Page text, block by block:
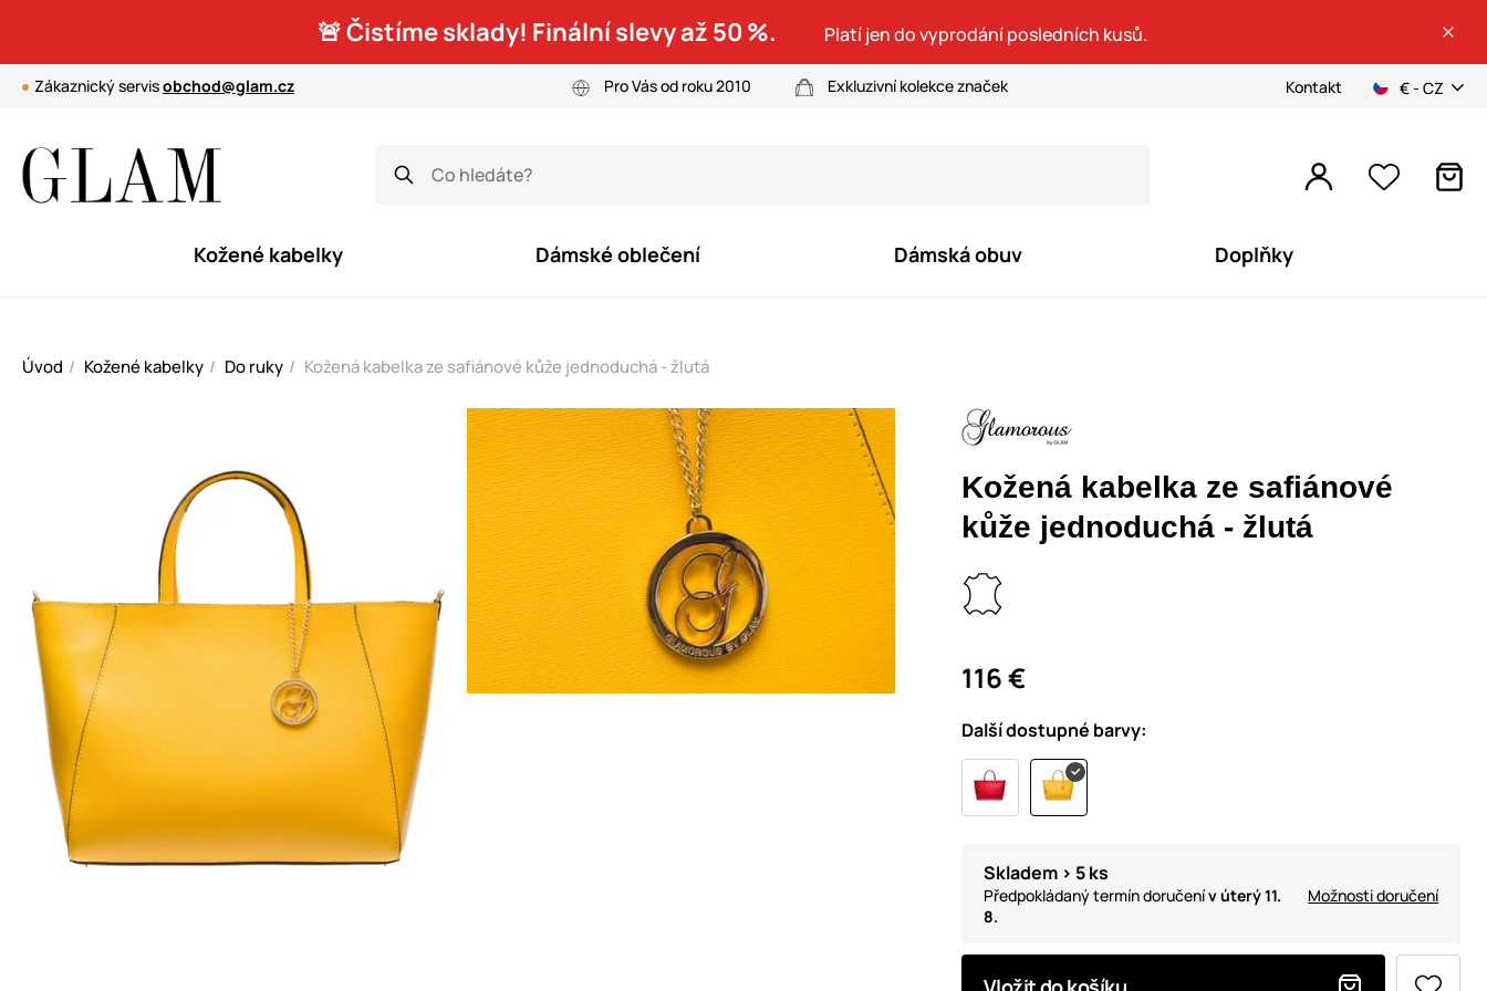
🚨 Čistíme sklady! Finální slevy až 50 %. Platí jen do vyprodání posledních kusů.
Zákaznický servisobchod@glam.cz Pro Vás od roku 2010 Exkluzivní kolekce značek Kontakt € - CZ
Kožené kabelky Dámské oblečení Dámská obuv Doplňky
Úvod Kožené kabelky Do ruky Kožená kabelka ze safiánové kůže jednoduchá - žlutá
Kožená kabelka ze safiánové
kůže jednoduchá - žlutá
116 €
Další dostupné barvy:
Skladem > 5 ks
Předpokládaný termín doručenív úterý 11.
8.
Možnosti doručení